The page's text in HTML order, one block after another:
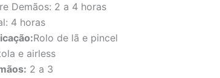
Demãos: 2 a 4 horas
4 horas
Rolo de lã e pincel
e airless
2 a 3